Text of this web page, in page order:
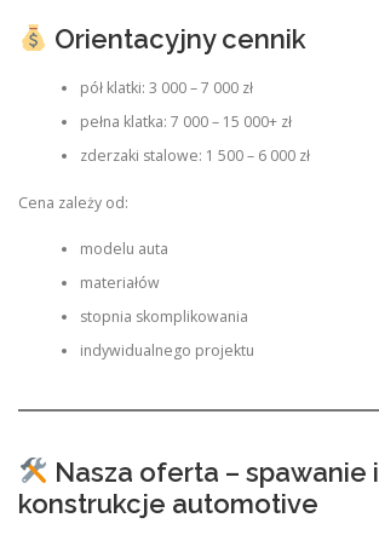
Orientacyjny cennik
pół klatki: 3 000 – 7 000 zł
pełna klatka: 7 000 – 15 000+ zł
zderzaki stalowe: 1 500 – 6 000 zł
Cena zależy od:
modelu auta
materiałów
stopnia skomplikowania
indywidualnego projektu
Nasza oferta – spawanie i
konstrukcje automotive